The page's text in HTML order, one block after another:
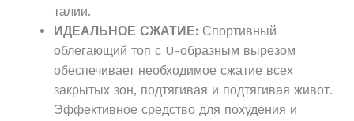
талии.
ИДЕАЛЬНОЕ СЖАТИЕ: Спортивный
облегающий топ с U-образным вырезом
обеспечивает необходимое сжатие всех
закрытых зон, подтягивая и подтягивая живот.
Эффективное средство для похудения и